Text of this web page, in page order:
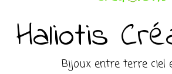
Haliotis
Bijoux entre terre ciel